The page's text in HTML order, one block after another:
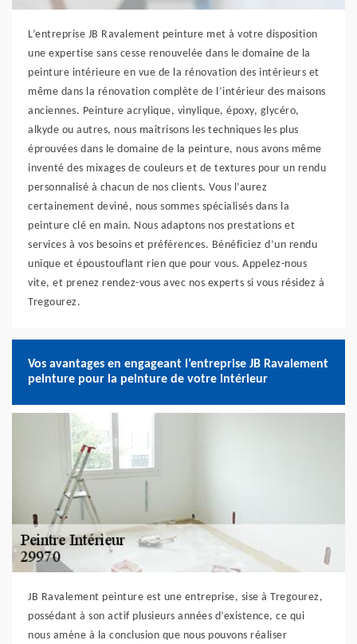
L’entreprise JB Ravalement peinture met à votre disposition
une expertise sans cesse renouvelée dans le domaine de la
peinture intérieure en vue de la rénovation des intérieurs et
même dans la rénovation complète de l’intérieur des maisons
anciennes. Peinture acrylique, vinylique, époxy, glycéro,
alkyde ou autres, nous maîtrisons les techniques les plus
éprouvées dans le domaine de la peinture, nous avons même
inventé des mixages de couleurs et de textures pour un rendu
personnalisé à chacun de nos clients. Vous l’aurez
certainement deviné, nous sommes spécialisés dans la
peinture clé en main. Nous adaptons nos prestations et
services à vos besoins et préférences. Bénéficiez d’un rendu
unique et époustouflant rien que pour vous. Appelez-nous
vite, et prenez rendez-vous avec nos experts si vous résidez à
Tregourez.
Vos avantages en engageant l’entreprise JB Ravalement
peinture pour la peinture de votre intérieur
JB Ravalement peinture est une entreprise, sise à Tregourez,
possédant à son actif plusieurs années d’existence, ce qui
nous amène à la conclusion que nous pouvons réaliser